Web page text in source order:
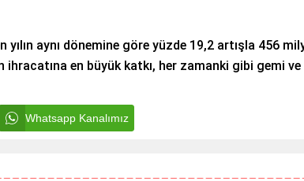
yılın aynı dönemine göre yüzde 19,2 artışla 456
en büyük katkı, her zamanki gibi gemi
Whatsapp Kanalımız